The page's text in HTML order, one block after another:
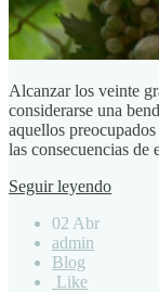
Alcanzar los veinte
considerarse una
aquellos
las consecuencias de
Seguir leyendo
02 Abr
admin
Blog
Like